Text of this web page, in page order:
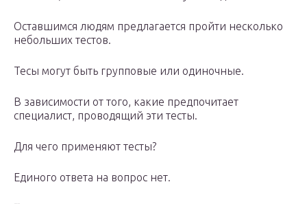
Оставшимся людям предлагается пройти несколько
небольших тестов.
Тесы могут быть групповые или одиночные.
В зависимости от того, какие предпочитает
специалист, проводящий эти тесты.
Для чего применяют тесты?
Единого ответа на вопрос нет.